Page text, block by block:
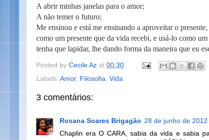
A abrir minhas janelas para o amor;
A não temer o futuro;
Me ensinou e está me ensinando a aproveitar o presente,
como um presente que da vida recebi, e usá-lo como
tenha que lapidar, lhe dando forma da maneira que eu
Posted by Cecile Az at 00:30
Labels: Amor, Filosofia Vida
3 comentários:
Rosana Soares Brigagão 28 de junho de
Chaplin era O CARA, sabia da vida e sabia